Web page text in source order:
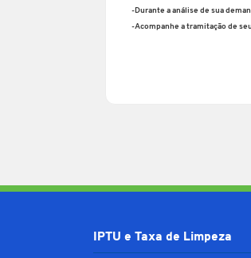
-Durante a análise de sua
-Acompanhe a tramitação de
IPTU e Taxa de Limpeza